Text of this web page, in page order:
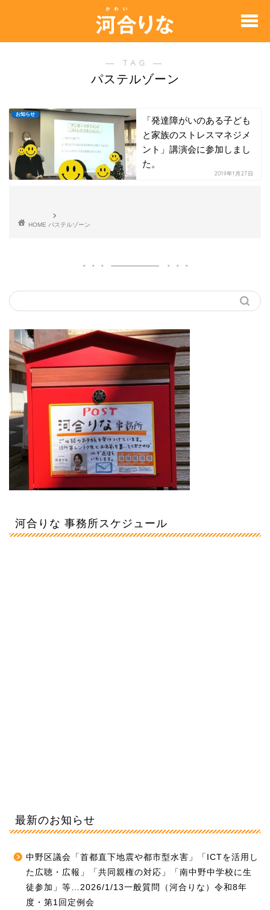
― TAG ―
パステルゾーン
お知らせ
「発達障がいのある子ども
と家族のストレスマネジメ
ント」講演会に参加しまし
た。
2019年1月27日
HOME パステルゾーン
河合りな 事務所スケジュール
最新のお知らせ
中野区議会「首都直下地震や都市型水害」「ICTを活用し
た広聴・広報」「共同親権の対応」「南中野中学校に生
徒参加」等…2026/1/13一般質問（河合りな）令和8年
度・第1回定例会